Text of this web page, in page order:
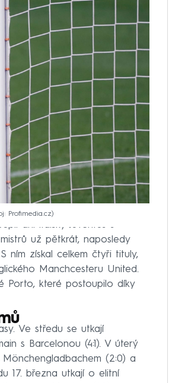
Profimedia.cz
ani italský Juventus s
už pětkrát, naposledy
ním získal celkem čtyři tituly,
Manchcesteru United.
Porto, které postoupilo díky
Ve středu se utkají
s Barcelonou (4:1). V úterý
(2:0) a
17. března utkají o elitní